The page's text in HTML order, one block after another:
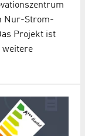
Nur-Strom-
Projekt ist
weitere